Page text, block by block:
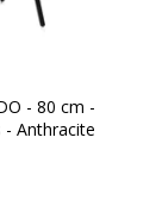
- 80 cm -
- Anthracite